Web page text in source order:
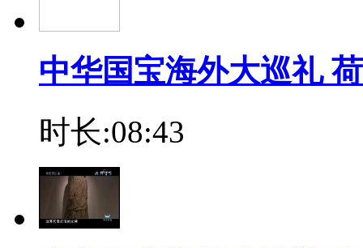
中华国宝海外大巡礼
时长:08:43